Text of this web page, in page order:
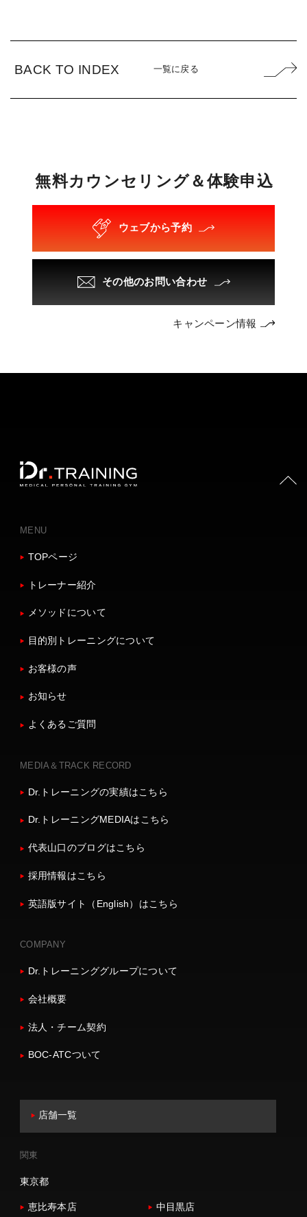
BACK TO INDEX 一覧に戻る
無料カ ウ ンセ リ ング＆体験申込
ウェブから予約
その他のお問い合わせ
キャンペーン情報
MENU
TOPページ
トレーナー紹介
メソッドについて
目的別トレーニングについて
お客様の声
お知らせ
よくあるご質問
MEDIA＆TRACK RECORD
Dr.トレーニングの実績はこちら
Dr.トレーニングMEDIAはこちら
代表山口のブログはこちら
採用情報はこちら
英語版サイト（English）はこちら
COMPANY
Dr.トレーニンググループについて
会社概要
法人・チーム契約
BOC-ATCついて
店舗一覧
関東
東京都
恵比寿本店 中目黒店